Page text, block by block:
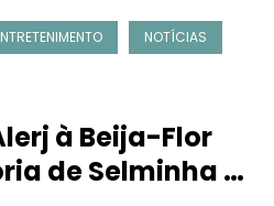
NOTÍCIAS
à Beija-Flor
de Selminha e